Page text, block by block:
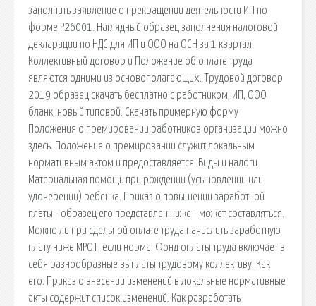
заполнить заявление о прекращении деятельности ИП по
форме Р26001. Наглядный образец заполнения налоговой
декларации по НДС для ИП и ООО на ОСН за 1 квартал.
Коллективный договор и Положение об оплате труда
являются одними из основополагающих. Трудовой договор
2019 образец скачать бесплатно с работником, ИП, ООО
бланк, новый типовой. Скачать примерную форму
Положения о премировании работников организации можно
здесь. Положение о премировании служит локальным
нормативным актом и предоставляется. Виды и налоги.
Материальная помощь при рождении (усыновлении или
удочерении) ребенка. Приказ о повышении заработной
платы - образец его представлен ниже - может составляться.
Можно ли при сдельной оплате труда начислить заработную
плату ниже МРОТ, если норма. Фонд оплаты труда включает в
себя разнообразные выплаты трудовому коллективу. Как
его. Приказ о внесении изменений в локальные нормативные
акты содержит список изменений. Как разработать